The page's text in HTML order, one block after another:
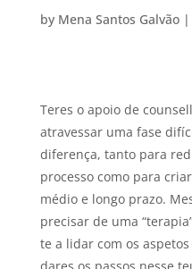
by Mena Santos Galvão|
Teres o apoio de
atravessar uma fase
diferença, tanto para
processo como para
médio e longo prazo.
precisar de uma
te a lidar com os